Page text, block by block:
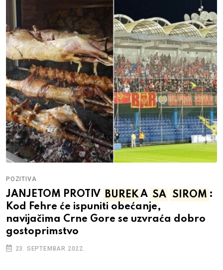
POZITIVA
JANJETOM PROTIV BUREKA SA SIROM :
Kod Fehre će ispuniti obećanje,
navijačima Crne Gore se uzvraća dobro
gostoprimstvo
23. SEPTEMBAR 2022.